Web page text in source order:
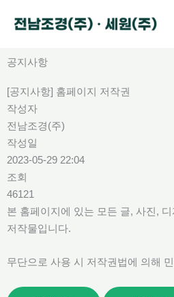
로
뛰
기
공지사항
[공지사항] 홈페이지 저작권
작성자
전남조경(주)
작성일
2023-05-29 22:04
조회
46121
본 홈페이지에 있는 모든 글, 사진,
저작물입니다.
무단으로 사용 시 저작권법에 의해